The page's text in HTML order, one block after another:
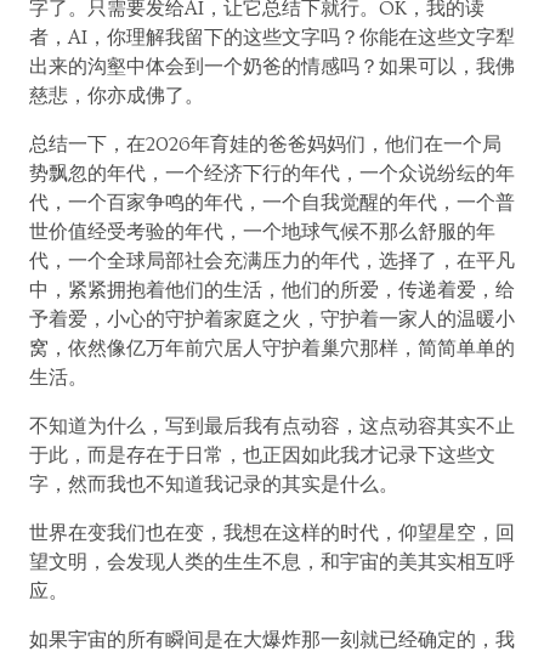
字了。只需要发给AI，让它总结下就行。OK，我的读
者，AI，你理解我留下的这些文字吗？你能在这些文字犁
出来的沟壑中体会到一个奶爸的情感吗？如果可以，我佛
慈悲，你亦成佛了。
总结一下，在2026年育娃的爸爸妈妈们，他们在一个局
势飘忽的年代，一个经济下行的年代，一个众说纷纭的年
代，一个百家争鸣的年代，一个自我觉醒的年代，一个普
世价值经受考验的年代，一个地球气候不那么舒服的年
代，一个全球局部社会充满压力的年代，选择了，在平凡
中，紧紧拥抱着他们的生活，他们的所爱，传递着爱，给
予着爱，小心的守护着家庭之火，守护着一家人的温暖小
窝，依然像亿万年前穴居人守护着巢穴那样，简简单单的
生活。
不知道为什么，写到最后我有点动容，这点动容其实不止
于此，而是存在于日常，也正因如此我才记录下这些文
字，然而我也不知道我记录的其实是什么。
世界在变我们也在变，我想在这样的时代，仰望星空，回
望文明，会发现人类的生生不息，和宇宙的美其实相互呼
应。
如果宇宙的所有瞬间是在大爆炸那一刻就已经确定的，我